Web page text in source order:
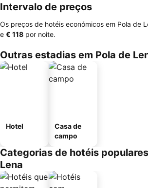
Intervalo de preços
Os preços de hotéis económicos em Pola de
e ‎€ 118 por noite.
Outras estadias em Pola de
Hotel
Casa de
campo
Categorias de hotéis
Lena